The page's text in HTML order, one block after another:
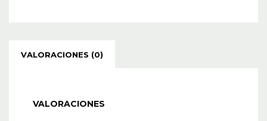
VALORACIONES (0)
VALORACIONES